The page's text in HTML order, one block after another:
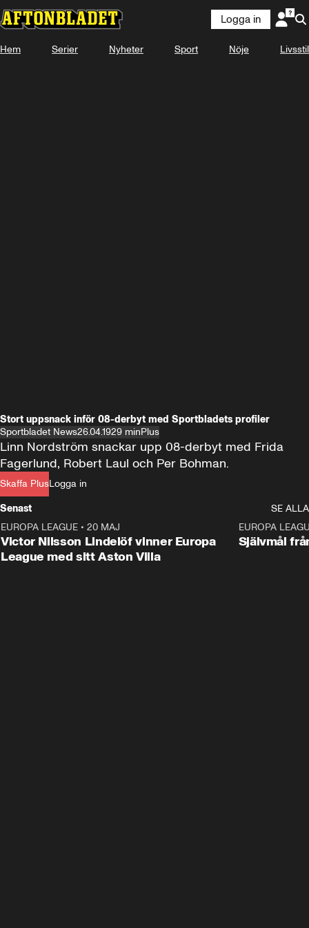
Logga in
Hem Serier Nyheter Sport Nöje Livsstil
Stort uppsnack inför 08-derbyt med Sportbladets profiler
Sportbladet News26.04.1929 minPlus
Skaffa PlusLogga in
Linn Nordström snackar upp 08-derbyt med Frida
Fagerlund, Robert Laul och Per Bohman.
Senast
SE ALLA
EUROPA LEAGUE • 20 MAJ
Victor Nilsson Lindelöf vinner Europa
League med sitt Aston Villa
EUROPA
Självmål